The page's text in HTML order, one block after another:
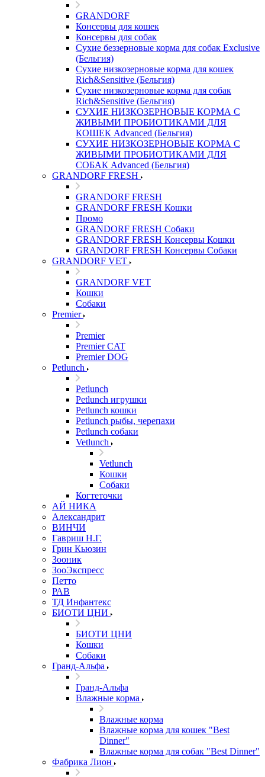
GRANDORF
Консервы для кошек
Консервы для собак
Сухие беззерновые корма для собак Exclusive
(Бельгия)
Сухие низкозерновые корма для кошек
Rich&Sensitive (Бельгия)
Сухие низкозерновые корма для собак
Rich&Sensitive (Бельгия)
СУХИЕ НИЗКОЗЕРНОВЫЕ КОРМА С
ЖИВЫМИ ПРОБИОТИКАМИ ДЛЯ
КОШЕК Advanced (Бельгия)
СУХИЕ НИЗКОЗЕРНОВЫЕ КОРМА С
ЖИВЫМИ ПРОБИОТИКАМИ ДЛЯ
СОБАК Advanced (Бельгия)
GRANDORF FRESH
GRANDORF FRESH
GRANDORF FRESH Кошки
Промо
GRANDORF FRESH Собаки
GRANDORF FRESH Консервы Кошки
GRANDORF FRESH Консервы Собаки
GRANDORF VET
GRANDORF VET
Кошки
Собаки
Premier
Premier
Premier CAT
Premier DOG
Petlunch
Petlunch
Petlunch игрушки
Petlunch кошки
Petlunch рыбы, черепахи
Petlunch собаки
Vetlunch
Vetlunch
Кошки
Собаки
Когтеточки
АЙ НИКА
Александрит
ВИНЧИ
Гавриш Н.Г.
Грин Кьюзин
Зооник
ЗооЭкспресс
Петто
РАВ
ТД Инфантекс
БИОТИ ЦНИ
БИОТИ ЦНИ
Кошки
Собаки
Гранд-Альфа
Гранд-Альфа
Влажные корма
Влажные корма
Влажные корма для кошек "Best
Dinner"
Влажные корма для собак "Best Dinner"
Фабрика Лион